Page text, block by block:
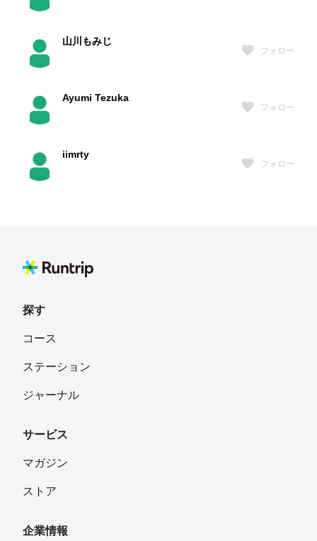
山川もみじ
フォロー
Ayumi Tezuka
フォロー
iimrty
フォロー
な お
ゆさ
探す
コース
ステーション
ジャーナル
サービス
マガジン
ストア
企業情報